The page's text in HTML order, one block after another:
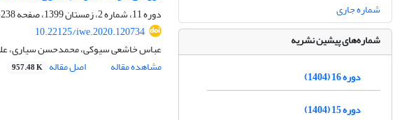
دوره 11، شماره 2، زمستان 1399، صفحه
238-249
10.22125/iwe.2020.120734
عباس خاشعی سیوکی، محمدحسن سیاری،
مشاهده مقاله
اصل مقاله 957.48 K
شماره جاری
شماره‌های پیشین نشریه
دوره 16 (1404)
دوره 15 (1404)